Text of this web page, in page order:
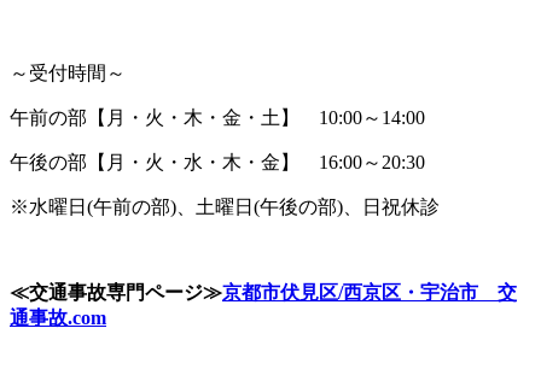
～受付時間～
午前の部【月・火・木・金・土】 10:00～14:00
午後の部【月・火・水・木・金】 16:00～20:30
※水曜日(午前の部)、土曜日(午後の部)、日祝休診
≪交通事故専門ページ≫京都市伏見区/西京区・宇治市 交
通事故.com